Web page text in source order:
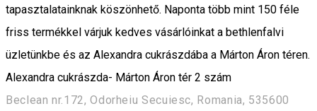
tapasztalatainknak köszönhető. Naponta több mint 150 féle
friss termékkel várjuk kedves vásárlóinkat a bethlenfalvi
üzletünkbe és az Alexandra cukrászdába a Márton Áron téren.
Alexandra cukrászda- Márton Áron tér 2 szám
Beclean nr.172, Odorheiu Secuiesc, Romania, 535600